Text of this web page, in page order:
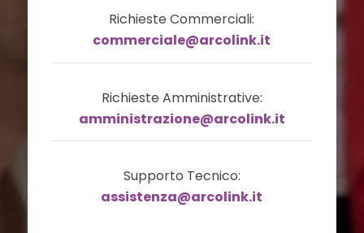
Richieste Commerciali:
commerciale@arcolink.it
Richieste Amministrative:
amministrazione@arcolink.it
Supporto Tecnico:
assistenza@arcolink.it